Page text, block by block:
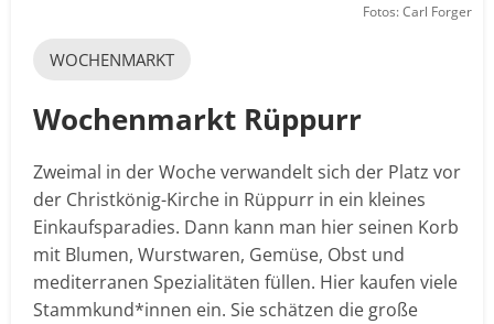
Fotos: Carl Forger
WOCHENMARKT
Wochenmarkt Rüppurr
Zweimal in der Woche verwandelt sich der Platz vor
der Christkönig-Kirche in Rüppurr in ein kleines
Einkaufsparadies. Dann kann man hier seinen Korb
mit Blumen, Wurstwaren, Gemüse, Obst und
mediterranen Spezialitäten füllen. Hier kaufen viele
Stammkund*innen ein. Sie schätzen die große